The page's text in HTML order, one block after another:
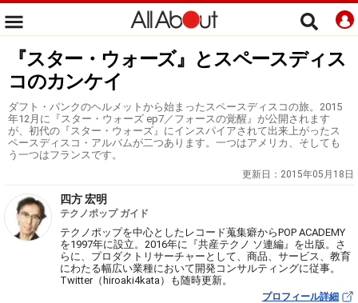
『スター・ウォーズ』とスペースディス
コのカンケイ
ダフト・パンクのヘルメットから始まったスペースディスコの旅。2015
年12月に『スター・ウォーズ ep7／フォースの覚醒』が公開されます
が、初代の『スター・ウォーズ』にインスパイアされて出来上がったス
ペースディスコ・アルバムが二つあります。一つはアメリカ、そしても
う一つはフランスです。
更新日： 2015年05月18日
四方 宏明
テクノポップ ガイド
テクノポップを中心としたレコード蒐集癖からPOP ACADEMY
を1997年に設立。2016年に『共産テクノ ソ連編』を出版。さ
らに、プロダクトリサーチャーとして、商品、サービス、教育
にわたる幅広い業種において開発コンサルティングに従事。
Twitter（hiroaki4kata）も随時更新。
プロフィール詳細